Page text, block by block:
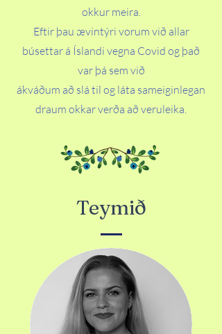
okkur meira.
Eftir þau ævintýri vorum við allar
búsettar á Íslandi vegna Covid og það
var þá sem við
ákváðum að slá til og láta sameiginlegan
draum okkar verða að veruleika.
Teymið